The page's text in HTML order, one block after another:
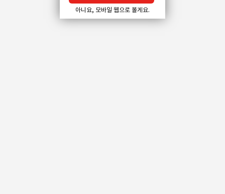
아니요, 모바일 웹으로 볼게요.